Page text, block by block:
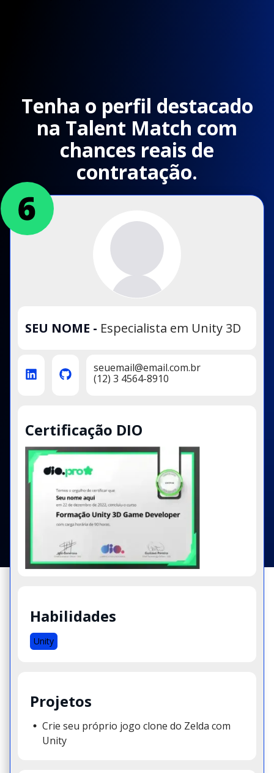
Tenha o perfil destacado
na Talent Match com
chances reais de
contratação.
SEU NOME - Especialista em Unity 3D
seuemail@email.com.br
(12) 3 4564-8910
Certificação DIO
Habilidades
Unity
Projetos
Crie seu próprio jogo clone do Zelda com
Unity